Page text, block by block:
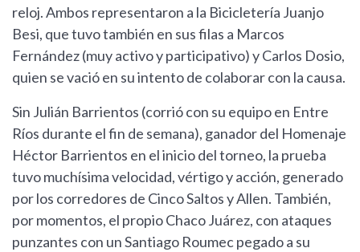
reloj. Ambos representaron a la Bicicletería Juanjo
Besi, que tuvo también en sus filas a Marcos
Fernández (muy activo y participativo) y Carlos Dosio,
quien se vació en su intento de colaborar con la causa.
Sin Julián Barrientos (corrió con su equipo en Entre
Ríos durante el fin de semana), ganador del Homenaje
Héctor Barrientos en el inicio del torneo, la prueba
tuvo muchísima velocidad, vértigo y acción, generado
por los corredores de Cinco Saltos y Allen. También,
por momentos, el propio Chaco Juárez, con ataques
punzantes con un Santiago Roumec pegado a su